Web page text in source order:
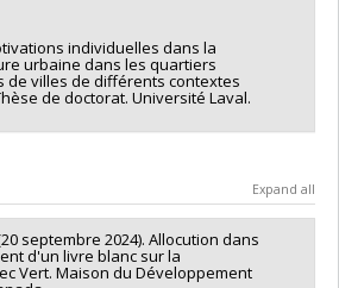
individuelles dans la
urbaine dans les quartiers
de villes de différents contextes
de doctorat. Université Laval.
Expand all
septembre 2024). Allocution dans
d'un livre blanc sur la
Vert. Maison du Développement